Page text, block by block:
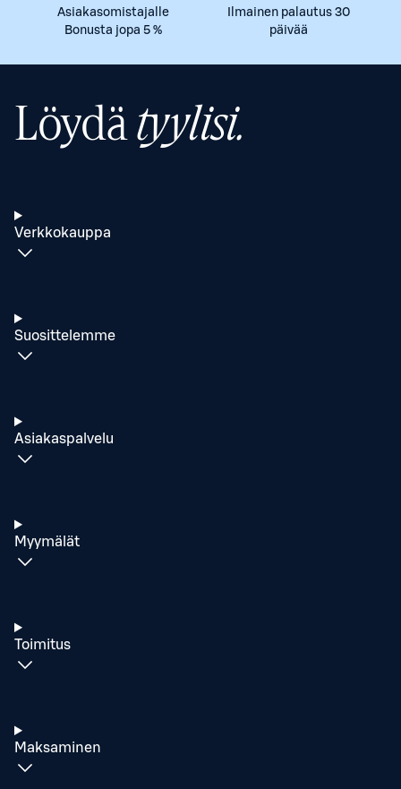
Asiakasomistajalle
Bonusta jopa 5 %
Ilmainen palautus 30
päivää
Löydätyylisi.
Verkkokauppa
Suosittelemme
Asiakaspalvelu
Myymälät
Toimitus
Maksaminen